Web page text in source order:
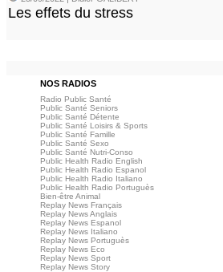
Les effets du stress
NOS RADIOS
Radio Public Santé
Public Santé Seniors
Public Santé Détente
Public Santé Loisirs & Sports
Public Santé Famille
Public Santé Sexo
Public Santé Nutri-Conso
Public Health Radio English
Public Health Radio Espanol
Public Health Radio Italiano
Public Health Radio Portuguès
Bien-être Animal
Replay News Français
Replay News Anglais
Replay News Espanol
Replay News Italiano
Replay News Portuguès
Replay News Eco
Replay News Sport
Replay News Story